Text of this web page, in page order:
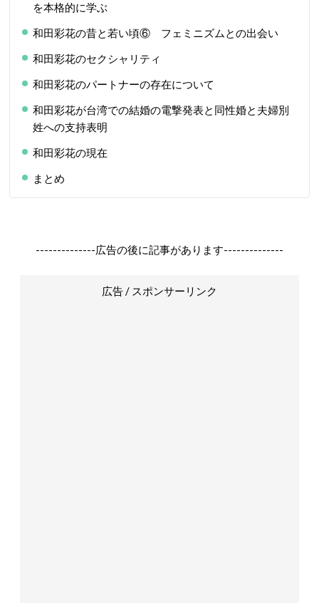
を本格的に学ぶ
和田彩花の昔と若い頃⑥ フェミニズムとの出会い
和田彩花のセクシャリティ
和田彩花のパートナーの存在について
和田彩花が台湾での結婚の電撃発表と同性婚と夫婦別
姓への支持表明
和田彩花の現在
まとめ
--------------広告の後に記事があります--------------
広告 / スポンサーリンク